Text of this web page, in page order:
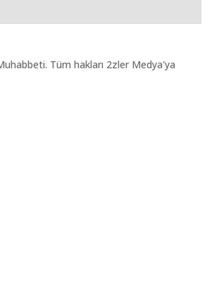
Tüm hakları 2zler Medya'ya